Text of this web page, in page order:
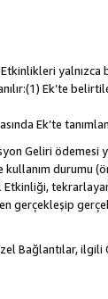
yalnızca
Ek’te
Ek’te
Geliri ödemesi
kullanım
gerçekleşip
ilgili